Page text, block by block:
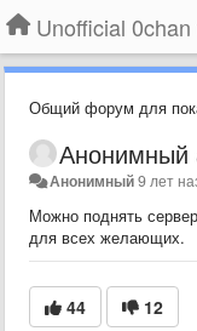
Общий форум для
Анонимный
Анонимный9 лет
Можно поднять
для всех желающих.
44 12